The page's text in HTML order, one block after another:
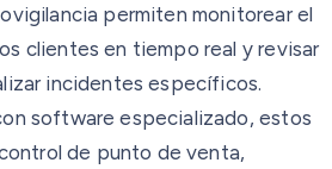
permiten monitorear el
clientes en tiempo real y revisar
incidentes específicos.
software especializado, estos
de punto de venta,